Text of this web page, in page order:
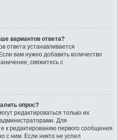
вариантов ответа?
ответа устанавливается
вам нужно добавить количество
свяжитесь с
опрос?
редактироваться только их
Для
к редактированию первого сообщения
с ним. Если никто не успел